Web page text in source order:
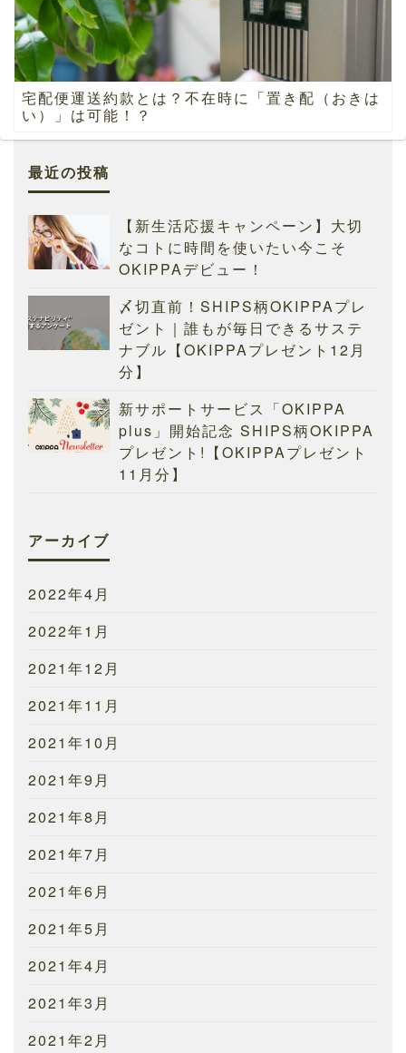
宅配便運送約款とは？不在時に「置き配（おきは
い）」は可能！？
最近の投稿
【新生活応援キャンペーン】大切
なコトに時間を使いたい今こそ
OKIPPAデビュー！
〆切直前！SHIPS柄OKIPPAプレ
ゼント｜誰もが毎日できるサステ
ナブル【OKIPPAプレゼント12月
分】
新サポートサービス「OKIPPA
plus」開始記念 SHIPS柄OKIPPA
プレゼント!【OKIPPAプレゼント
11月分】
アーカイブ
2022年4月
2022年1月
2021年12月
2021年11月
2021年10月
2021年9月
2021年8月
2021年7月
2021年6月
2021年5月
2021年4月
2021年3月
2021年2月